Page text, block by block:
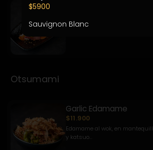
Pesca del día, salsa kemuri,
Otsumami
Garlic Edamame
$11.900
Edamame al wok, en
y katsuo...
$5900
Sauvignon Blanc